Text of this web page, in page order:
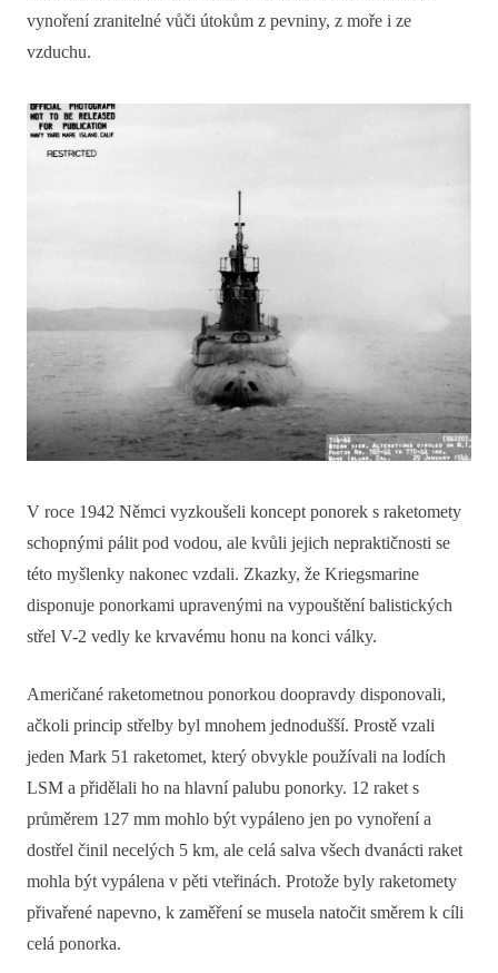
vynoření zranitelné vůči útokům z pevniny, z moře i ze
vzduchu.
V roce 1942 Němci vyzkoušeli koncept ponorek s raketomety
schopnými pálit pod vodou, ale kvůli jejich nepraktičnosti se
této myšlenky nakonec vzdali. Zkazky, že Kriegsmarine
disponuje ponorkami upravenými na vypouštění balistických
střel V-2 vedly ke krvavému honu na konci války.
Američané raketometnou ponorkou doopravdy disponovali,
ačkoli princip střelby byl mnohem jednodušší. Prostě vzali
jeden Mark 51 raketomet, který obvykle používali na lodích
LSM a přidělali ho na hlavní palubu ponorky. 12 raket s
průměrem 127 mm mohlo být vypáleno jen po vynoření a
dostřel činil necelých 5 km, ale celá salva všech dvanácti raket
mohla být vypálena v pěti vteřinách. Protože byly raketomety
přivařené napevno, k zaměření se musela natočit směrem k cíli
celá ponorka.